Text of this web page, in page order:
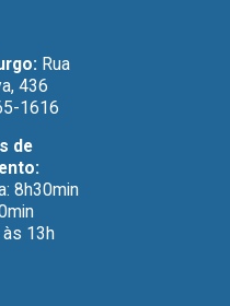
Rua
436
1616
de
8h30min
às 13h